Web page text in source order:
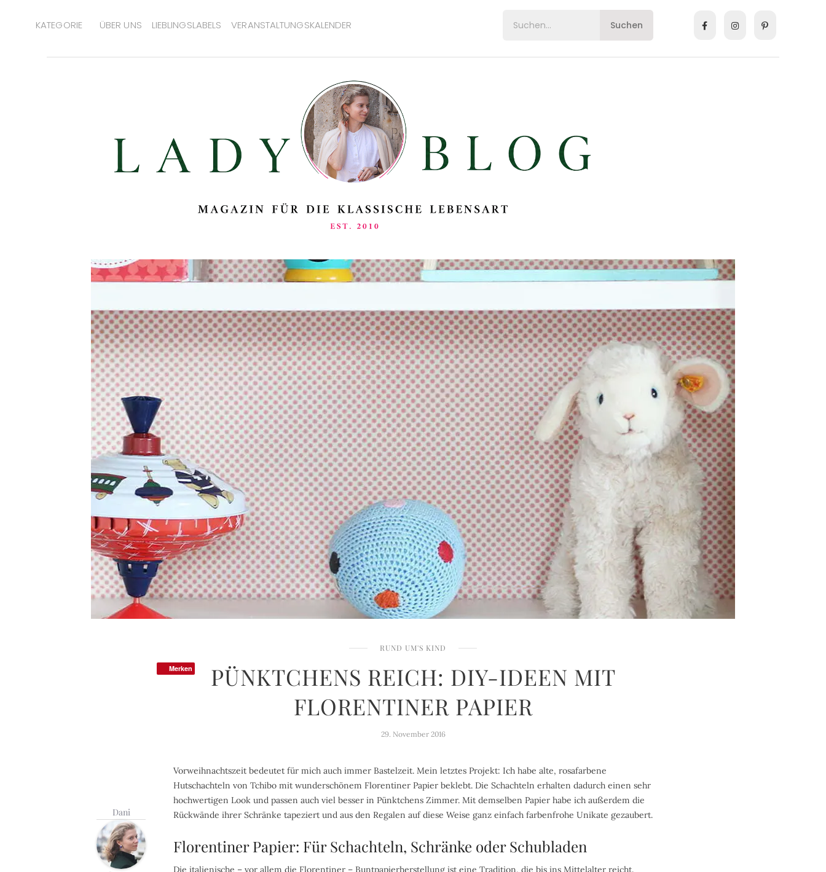
KATEGORIE ÜBER UNS LIEBLINGSLABELS VERANSTALTUNGSKALENDER Suchen
RUND UM'S KIND
PÜNKTCHENS REICH: DIY-IDEEN MIT
FLORENTINER PAPIER
29. November 2016
Dani
Vorweihnachtszeit bedeutet für mich auch immer Bastelzeit. Mein letztes Projekt: Ich habe alte, rosafarbene
Hutschachteln von Tchibo mit wunderschönem Florentiner Papier beklebt. Die Schachteln erhalten dadurch einen sehr
hochwertigen Look und passen auch viel besser in Pünktchens Zimmer. Mit demselben Papier habe ich außerdem die
Rückwände ihrer Schränke tapeziert und aus den Regalen auf diese Weise ganz einfach farbenfrohe Unikate gezaubert.
Florentiner Papier: Für Schachteln, Schränke oder Schubladen
Die italienische – vor allem die Florentiner – Buntpapierherstellung ist eine Tradition, die bis ins Mittelalter reicht.
Merken